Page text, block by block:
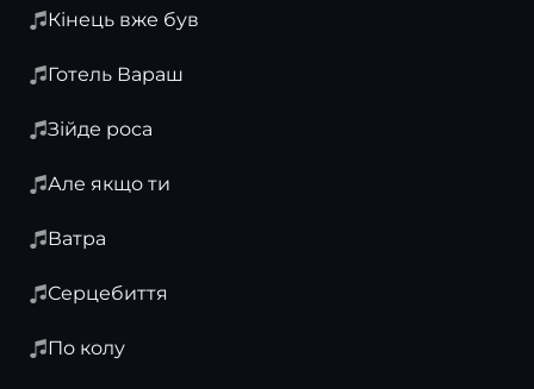
Кінець вже був
Готель Вараш
Зійде роса
Але якщо ти
Ватра
Серцебиття
По колу